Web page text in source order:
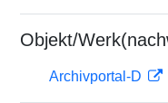
Objekt/
Archivportal-D